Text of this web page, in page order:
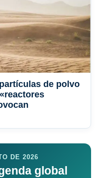
de polvo
DE 2026
global